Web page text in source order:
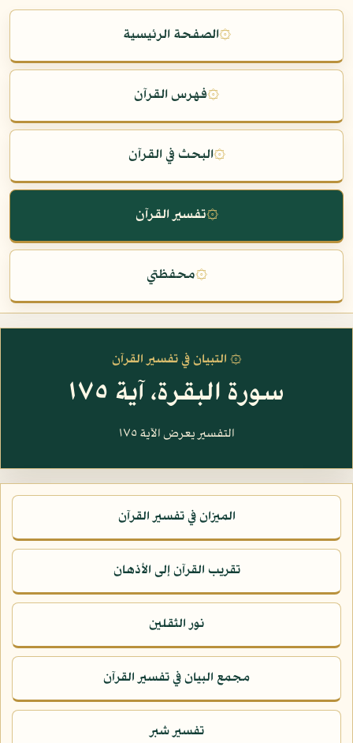
۞الصفحة الرئيسية
۞فهرس القرآن
۞البحث في القرآن
۞تفسير القرآن
۞محفظتي
۞ التبيان في تفسير القرآن
سورة البقرة، آية ١٧٥
التفسير يعرض الآية ١٧٥
الميزان في تفسير القرآن
تقريب القرآن إلى الأذهان
نور الثقلين
مجمع البيان في تفسير القرآن
تفسير شبر